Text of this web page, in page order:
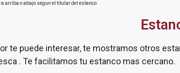
arriba o abajo segun el titular del estanco
te puede interesar, te mostramos otros
. Te facilitamos tu estanco mas cercano.